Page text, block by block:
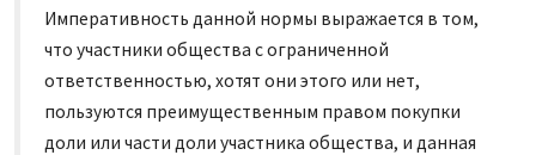
Императивность данной нормы выражается в том,
что участники общества с ограниченной
ответственностью, хотят они этого или нет,
пользуются преимущественным правом покупки
доли или части доли участника общества, и данная